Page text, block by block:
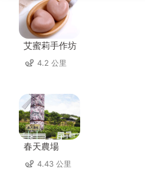
艾蜜莉手作坊
4.2 公里
春天農場
4.43 公里